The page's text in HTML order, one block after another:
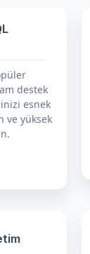
destek
esnek
ve yüksek